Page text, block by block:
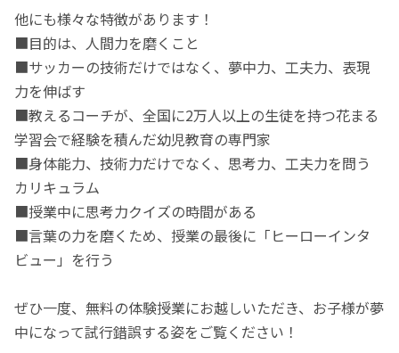
他にも様々な特徴があります！
■目的は、人間力を磨くこと
■サッカーの技術だけではなく、夢中力、工夫力、表現
力を伸ばす
■教えるコーチが、全国に2万人以上の生徒を持つ花まる
学習会で経験を積んだ幼児教育の専門家
■身体能力、技術力だけでなく、思考力、工夫力を問う
カリキュラム
■授業中に思考力クイズの時間がある
■言葉の力を磨くため、授業の最後に「ヒーローインタ
ビュー」を行う
ぜひ一度、無料の体験授業にお越しいただき、お子様が夢
中になって試行錯誤する姿をご覧ください！